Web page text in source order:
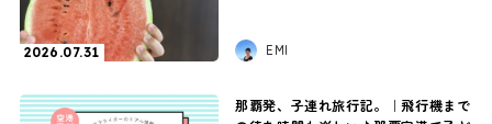
2026.07.31 EMI
那覇発、子連れ旅行記。｜飛行機まで